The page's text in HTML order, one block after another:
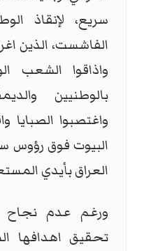
سريع، لإنقاذ
الفاشست، الذين
واذاقوا الشعب
بالوطنيين
واغتصبوا الصبايا
البيوت فوق رؤوس
العراق بأيدي
ورغم عدم نجاح